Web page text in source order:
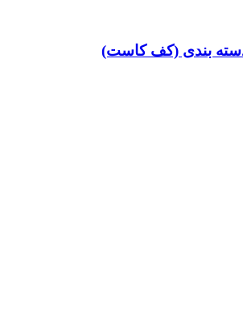
بندی (کف کاست)​